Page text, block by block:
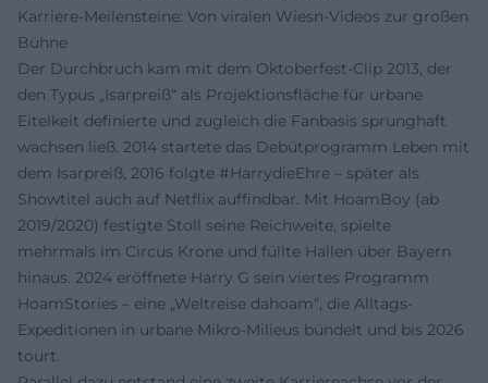
Karriere-Meilensteine: Von viralen Wiesn-Videos zur großen
Bühne
Der Durchbruch kam mit dem Oktoberfest-Clip 2013, der
den Typus „Isarpreiß“ als Projektionsfläche für urbane
Eitelkeit definierte und zugleich die Fanbasis sprunghaft
wachsen ließ. 2014 startete das Debütprogramm Leben mit
dem Isarpreiß, 2016 folgte #HarrydieEhre – später als
Showtitel auch auf Netflix auffindbar. Mit HoamBoy (ab
2019/2020) festigte Stoll seine Reichweite, spielte
mehrmals im Circus Krone und füllte Hallen über Bayern
hinaus. 2024 eröffnete Harry G sein viertes Programm
HoamStories – eine „Weltreise dahoam“, die Alltags-
Expeditionen in urbane Mikro-Milieus bündelt und bis 2026
tourt.